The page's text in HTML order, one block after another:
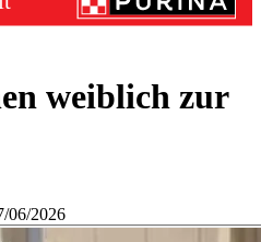
weiblich zur
06/2026